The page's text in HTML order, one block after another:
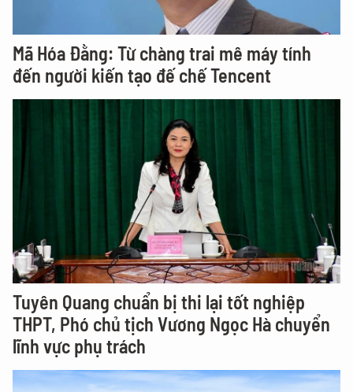
Mã Hóa Đằng: Từ chàng trai mê máy tính
đến người kiến tạo đế chế Tencent
Tuyên Quang chuẩn bị thi lại tốt nghiệp
THPT, Phó chủ tịch Vương Ngọc Hà chuyển
lĩnh vực phụ trách